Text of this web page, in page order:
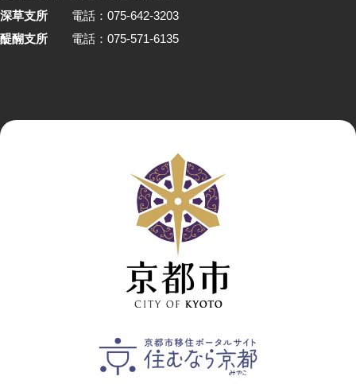
深草支所
電話：075-642-3203
醍醐支所
電話：075-571-6135